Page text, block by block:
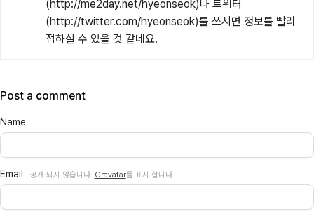
(http://me2day.net/hyeonseok)나 트위터
(http://twitter.com/hyeonseok)를 쓰시면 정보를 빨리
접하실 수 있을 것 같네요.
Post a comment
Name
Email 공개 되지 않습니다. Gravatar를 표시 합니다.